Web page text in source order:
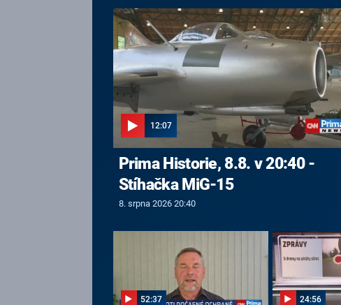
12:07
Prima Historie, 8.8. v 20:40 -
Stíhačka MiG-15
8. srpna 2026 20:40
52:37 24:56